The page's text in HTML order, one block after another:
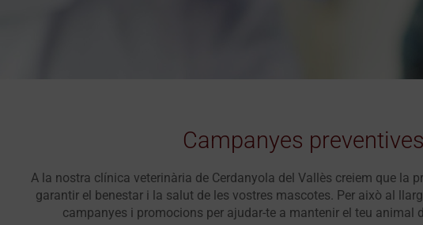
Campanyes preventives
A la nostra clínica veterinària de Cerdanyola del Vallès creiem que la
garantir el benestar i la salut de les vostres mascotes. Per això al
campanyes i promocions per ajudar-te a mantenir el teu animal